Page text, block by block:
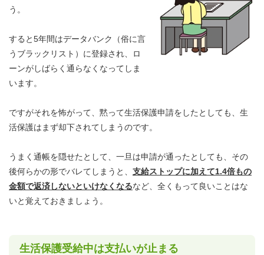
う。
すると5年間はデータバンク（俗に言
うブラックリスト）に登録され、ロ
ーンがしばらく通らなくなってしま
います。
ですがそれを怖がって、黙って生活保護申請をしたとしても、生
活保護はまず却下されてしまうのです。
うまく通帳を隠せたとして、一旦は申請が通ったとしても、その
後何らかの形でバレてしまうと、 支給ストップに加えて1.4倍もの
金額で返済しないといけなくなるなど、全くもって良いことはな
いと覚えておきましょう。
生活保護受給中は支払いが止まる